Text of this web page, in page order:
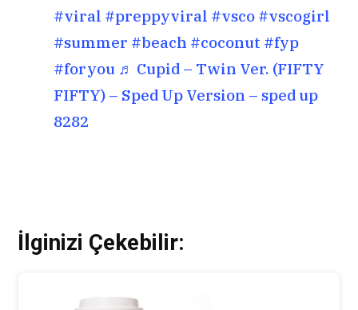
#viral #preppyviral #vsco #vscogirl
#summer #beach #coconut #fyp
#foryou ♬ Cupid – Twin Ver. (FIFTY
FIFTY) – Sped Up Version – sped up
8282
İlginizi Çekebilir: